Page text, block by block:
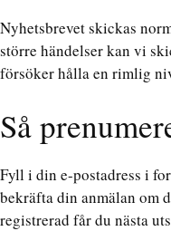
Nyhetsbrevet skickas
större händelser kan vi
försöker hålla en rimlig
Så
Fyll i din e-postadress i
bekräfta din anmälan om
registrerad får du nästa